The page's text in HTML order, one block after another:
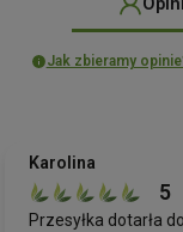
Jak zbieramy
Karolina
5
Przesyłka dotarła